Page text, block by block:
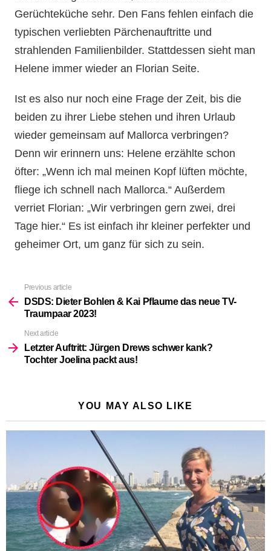
Gerüchteküche sehr. Den Fans fehlen einfach die
typischen verliebten Pärchenauftritte und
strahlenden Familienbilder. Stattdessen sieht man
Helene immer wieder an Florian Seite.
Ist es also nur noch eine Frage der Zeit, bis die
beiden zu ihrer Liebe stehen und ihren Urlaub
wieder gemeinsam auf Mallorca verbringen?
Denn wir erinnern uns: Helene erzählte schon
öfter: „Wenn ich mal meinen Kopf lüften möchte,
fliege ich schnell nach Mallorca.“ Außerdem
verriet Florian: „Wir verbringen gern zwei, drei
Tage hier.“ Es ist einfach ihr kleiner perfekter und
geheimer Ort, um ganz für sich zu sein.
more
Previous article
DSDS: Dieter Bohlen & Kai Pflaume das neue TV-
Traumpaar 2023!
Next article
Letzter Auftritt: Jürgen Drews schwer kank?
Tochter Joelina packt aus!
YOU MAY ALSO LIKE